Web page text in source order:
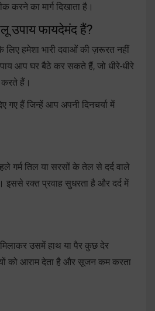
करने का मार्ग दिखाता है।
उपाय फायदेमंद हैं?
लिए हमेशा भारी दवाओं की ज़रूरत नहीं
आप घर बैठे कर सकते हैं, जो धीरे-धीरे
हैं।
गए हैं जिन्हें आप अपनी दिनचर्या में
गर्म तिल या सरसों के तेल से दर्द वाले
इससे रक्त प्रवाह सुधरता है और दर्द में
उसमें हाथ या पैर कुछ देर
को आराम देता है और सूजन कम करता